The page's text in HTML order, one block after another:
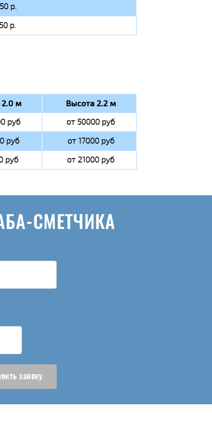
р.
р.
2.0 м Высота 2.2 м
руб
от 50000 руб
руб
от 17000 руб
руб от 21000 руб
СМЕТЧИКА
заявку